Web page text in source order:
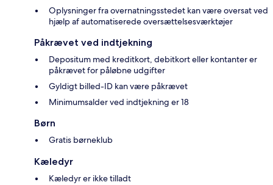
Oplysninger fra overnatningsstedet kan være oversat ved
hjælp af automatiserede oversættelsesværktøjer
Påkrævet ved indtjekning
Depositum med kreditkort, debitkort eller kontanter er
påkrævet for påløbne udgifter
Gyldigt billed-ID kan være påkrævet
Minimumsalder ved indtjekning er 18
Børn
Gratis børneklub
Kæledyr
Kæledyr er ikke tilladt